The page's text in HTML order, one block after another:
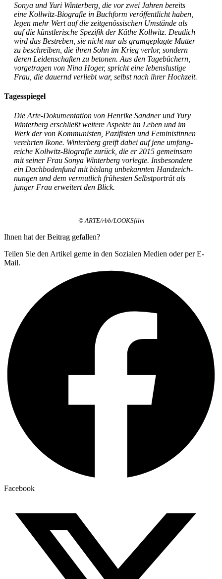
Sonya und Yuri Win­ter­berg, die vor zwei Jah­ren bereits
eine Koll­witz-Bio­gra­fie in Buch­form ver­öf­fent­licht haben,
legen mehr Wert auf die zeit­ge­nös­si­schen Umstän­de als
auf die künst­le­ri­sche Spe­zi­fik der Käthe Koll­witz. Deut­lich
wird das Bestre­ben, sie nicht nur als gram­ge­plag­te Mut­ter
zu beschrei­ben, die ihren Sohn im Krieg ver­lor, son­dern
deren Lei­den­schaf­ten zu beto­nen. Aus den Tage­bü­chern,
vor­ge­tra­gen von Nina Hoger, spricht eine lebens­lus­ti­ge
Frau, die dau­ernd ver­liebt war, selbst nach ihrer Hoch­zeit.
Tagesspiegel
Die Arte-Doku­men­ta­ti­on von Hen­ri­ke Sand­ner und Yury
Win­ter­berg erschließt wei­te­re Aspek­te im Leben und im
Werk der von Kom­mu­nis­ten, Pazi­fis­ten und Femi­nis­tin­nen
ver­ehr­ten Iko­ne. Win­ter­berg greift dabei auf jene umfang­
rei­che Koll­witz-Bio­gra­fie zurück, die er 2015 gemein­sam
mit sei­ner Frau Sonya Win­ter­berg vor­leg­te. Ins­be­son­de­re
ein Dach­bo­den­fund mit bis­lang unbe­kann­ten Hand­zeich­
nun­gen und dem ver­mut­lich frü­hes­ten Selbst­por­trät als
jun­ger Frau erwei­tert den Blick.
© ARTE/rbb/LOOKSfilm
Ihnen hat der Beitrag gefallen?
Teilen Sie den Artikel gerne in den Sozialen Medien oder per E-
Mail.
Facebook